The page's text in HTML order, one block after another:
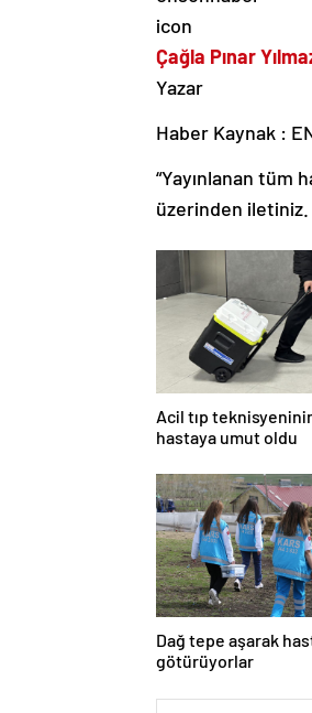
Çağla Pınar
Yazar
Haber Kaynak :
“Yayınlanan tüm
üzerinden iletiniz.
Acil tıp
hastaya umut oldu
Dağ tepe aşarak
götürüyorlar